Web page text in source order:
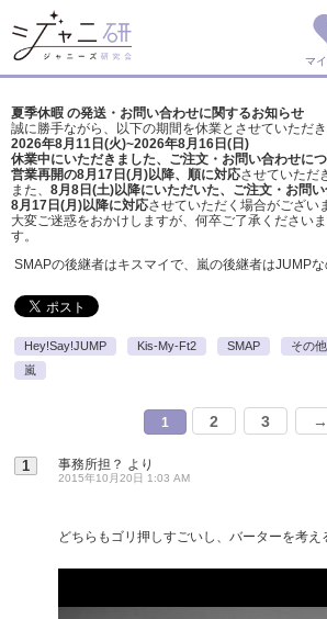
マ
夏季休暇 の発送・お問い合わせに関するお知らせ
誠に勝手ながら、以下の期間を休業とさせていただき
2026年8月11日(火)~2026年8月16日(日)
休業中にいただきました、ご注文・お問い合わせにつ
営業再開の8月17日(月)以降、順に対応させていただ
また、 8月8日(土)以降にいただいた、ご注文・ お問い
8月17日(月)以降に対応させていただく場合がござい
大変ご迷惑をおかけしますが、 何卒ご了承ください
す。
SMAPの後継者はキスマイで、嵐の後継者はJUMPな
Hey!Say!JUMP Kis-My-Ft2 SMAP その他
嵐
1 2 3 →
1 事務所担？ より
2015年10月20日 1:03 AM
どちらもゴリ押しすごいし、バーターを考え